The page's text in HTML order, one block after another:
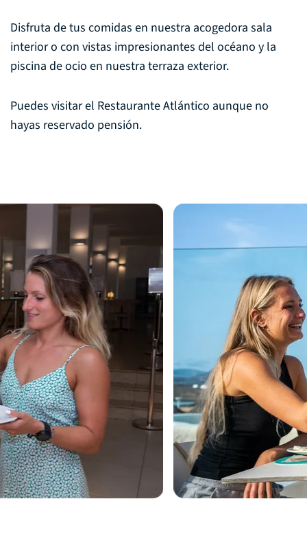
Disfruta de tus comidas en nuestra acogedora sala
interior o con vistas impresionantes del océano y la
piscina de ocio en nuestra terraza exterior.
Puedes visitar el Restaurante Atlántico aunque no
hayas reservado pensión.